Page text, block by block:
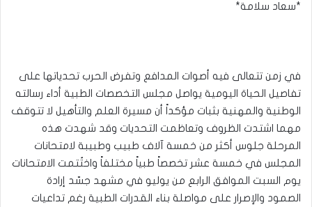
*سعاد سلامة*
في زمن تتعالى فيه أصوات المدافع وتفرض الحرب تحدياتها على
تفاصيل الحياة اليومية يواصل مجلس التخصصات الطبية أداء رسالته
الوطنية والمهنية بثبات مؤكداً أن مسيرة العلم والتأهيل لا تتوقف
مهما اشتدت الظروف وتعاظمت التحديات وقد شهدت هذه
المرحلة جلوس أكثر من خمسة آلاف طبيب وطبيبة لامتحانات
المجلس في خمسة عشر تخصصاً طبياً مختلفاً واختُتمت الامتحانات
يوم السبت الموافق الرابع من يوليو في مشهد جسّد إرادة
الصمود والإصرار على مواصلة بناء القدرات الطبية رغم تداعيات